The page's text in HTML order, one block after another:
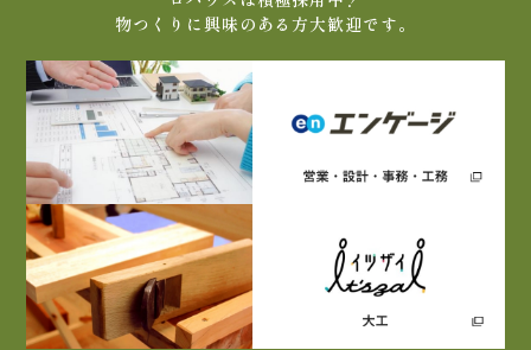
物つくりに興味のある方大歓迎です。